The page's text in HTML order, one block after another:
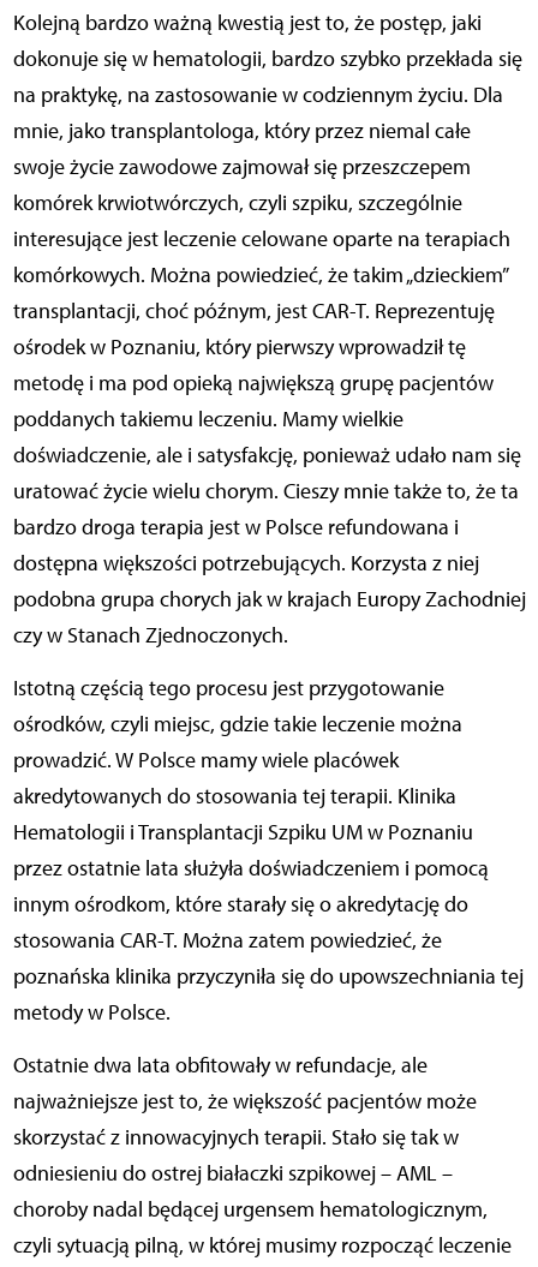
Kolejną bardzo ważną kwestią jest to, że postęp, jaki
dokonuje się w hematologii, bardzo szybko przekłada się
na praktykę, na zastosowanie w codziennym życiu. Dla
mnie, jako transplantologa, który przez niemal całe
swoje życie zawodowe zajmował się przeszczepem
komórek krwiotwórczych, czyli szpiku, szczególnie
interesujące jest leczenie celowane oparte na terapiach
komórkowych. Można powiedzieć, że takim „dzieckiem”
transplantacji, choć późnym, jest CAR-T. Reprezentuję
ośrodek w Poznaniu, który pierwszy wprowadził tę
metodę i ma pod opieką największą grupę pacjentów
poddanych takiemu leczeniu. Mamy wielkie
doświadczenie, ale i satysfakcję, ponieważ udało nam się
uratować życie wielu chorym. Cieszy mnie także to, że ta
bardzo droga terapia jest w Polsce refundowana i
dostępna większości potrzebujących. Korzysta z niej
podobna grupa chorych jak w krajach Europy Zachodniej
czy w Stanach Zjednoczonych.
Istotną częścią tego procesu jest przygotowanie
ośrodków, czyli miejsc, gdzie takie leczenie można
prowadzić. W Polsce mamy wiele placówek
akredytowanych do stosowania tej terapii. Klinika
Hematologii i Transplantacji Szpiku UM w Poznaniu
przez ostatnie lata służyła doświadczeniem i pomocą
innym ośrodkom, które starały się o akredytację do
stosowania CAR-T. Można zatem powiedzieć, że
poznańska klinika przyczyniła się do upowszechniania tej
metody w Polsce.
Ostatnie dwa lata obfitowały w refundacje, ale
najważniejsze jest to, że większość pacjentów może
skorzystać z innowacyjnych terapii. Stało się tak w
odniesieniu do ostrej białaczki szpikowej – AML –
choroby nadal będącej urgensem hematologicznym,
czyli sytuacją pilną, w której musimy rozpocząć leczenie